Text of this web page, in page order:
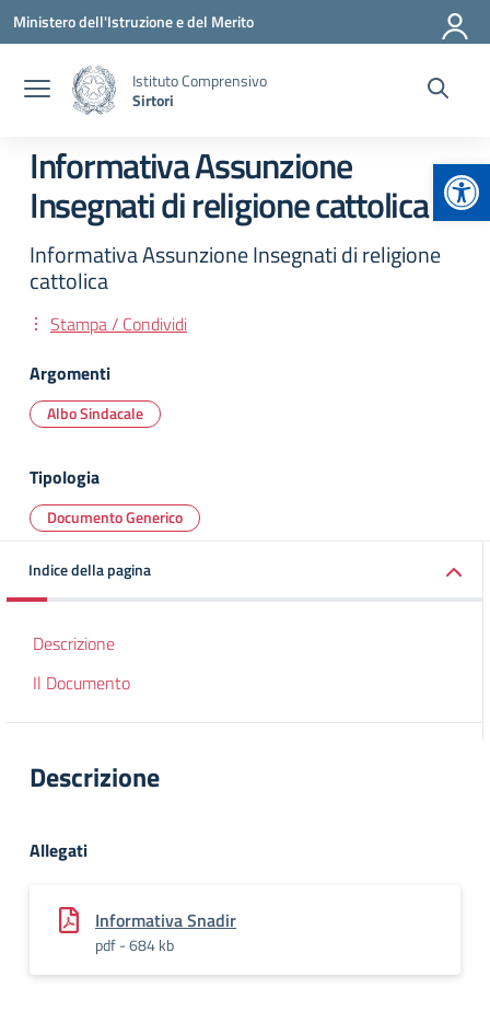
Vai ai contenuti
Vai al menu di navigazione
Vai al footer
Ministero dell'Istruzione e del Merito
Istituto Comprensivo
Sirtori
Informativa Assunzione
Insegnati di religione cattolica
Informativa Assunzione Insegnati di religione
cattolica
Stampa / Condividi
Argomenti
Albo Sindacale
Tipologia
Documento Generico
Indice della pagina
Descrizione
Il Documento
Descrizione
Allegati
Informativa Snadir
pdf - 684 kb